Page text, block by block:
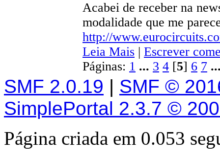
Acabei de receber na
modalidade que me
http://
Leia Mais | Escrever
Páginas: 1 ... 3 4 [5] 6 7
SMF 2.0.19 | SMF ©
SimplePortal 2.3.7 ©
Página criada em 0.053